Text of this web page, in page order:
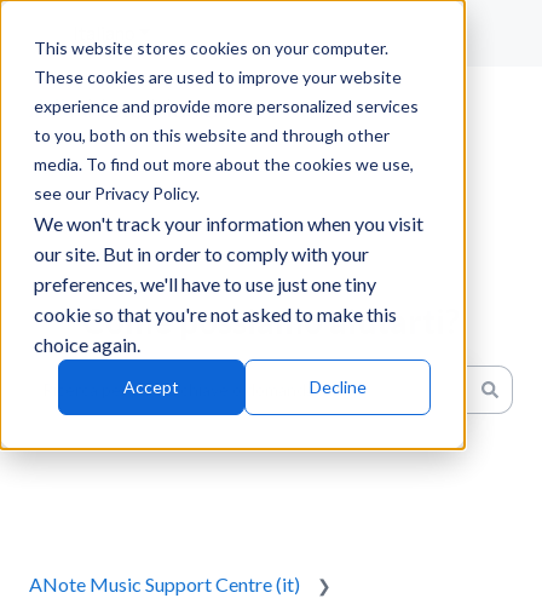
This website stores cookies on your computer.
These cookies are used to improve your website
experience and provide more personalized services
to you, both on this website and through other
media. To find out more about the cookies we use,
see our Privacy Policy.
We won't track your information when you visit
our site. But in order to comply with your
preferences, we'll have to use just one tiny
cookie so that you're not asked to make this
choice again.
Accept Decline
Come possiamo aiutarti?
ANote Music Support Centre (it)